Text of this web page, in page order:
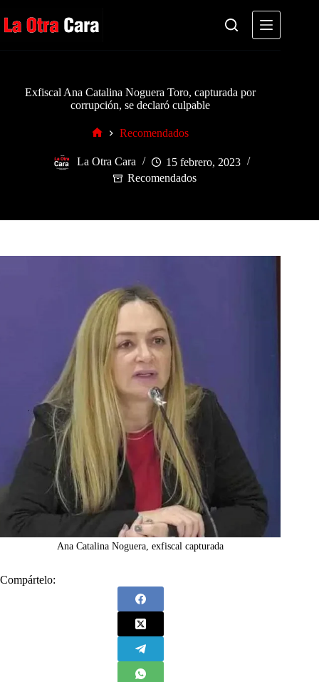
al
contenido
Exfiscal Ana Catalina Noguera Toro, capturada por
corrupción, se declaró culpable
Recomendados
La Otra Cara
15 febrero, 2023
Recomendados
Ana Catalina Noguera, exfiscal capturada
Compártelo: